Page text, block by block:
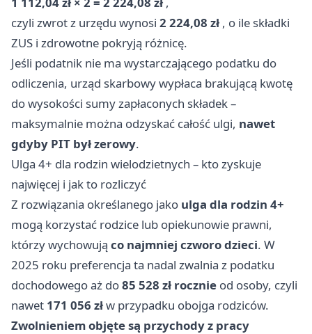
czyli zwrot z urzędu wynosi 2 224,08 zł , o ile składki
ZUS i zdrowotne pokryją różnicę.
Jeśli podatnik nie ma wystarczającego podatku do
odliczenia, urząd skarbowy wypłaca brakującą kwotę
do wysokości sumy zapłaconych składek –
maksymalnie można odzyskać całość ulgi, nawet
gdyby PIT był zerowy.
Ulga 4+ dla rodzin wielodzietnych – kto zyskuje
najwięcej i jak to rozliczyć
Z rozwiązania określanego jako ulga dla rodzin 4+
mogą korzystać rodzice lub opiekunowie prawni,
którzy wychowują co najmniej czworo dzieci. W
2025 roku preferencja ta nadal zwalnia z podatku
dochodowego aż do85 528 zł rocznie od osoby, czyli
nawet 171 056 złw przypadku obojga rodziców.
Zwolnieniem objęte są przychody z pracy